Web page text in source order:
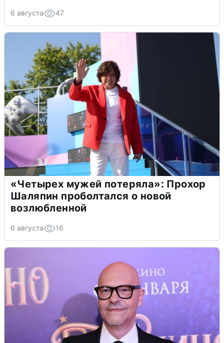
6 августа 47
«Четырех мужей потеряла»: Прохор
Шаляпин проболтался о новой
возлюбленной
6 августа 16